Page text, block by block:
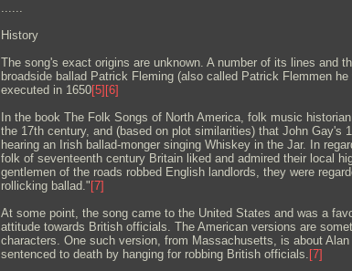
......
History
The song's exact origins are unknown. A number of its lines and
broadside ballad Patrick Fleming (also called Patrick Flemmen
executed in 1650[5] [6]
In the book The Folk Songs of North America, folk music
the 17th century, and (based on plot similarities) that John Gay's
hearing an Irish ballad-monger singing Whiskey in the Jar. In
folk of seventeenth century Britain liked and admired their local
gentlemen of the roads robbed English landlords, they were
rollicking ballad." [7]
At some point, the song came to the United States and was a
attitude towards British officials. The American versions are
characters. One such version, from Massachusetts, is about
sentenced to death by hanging for robbing British officials. [7]